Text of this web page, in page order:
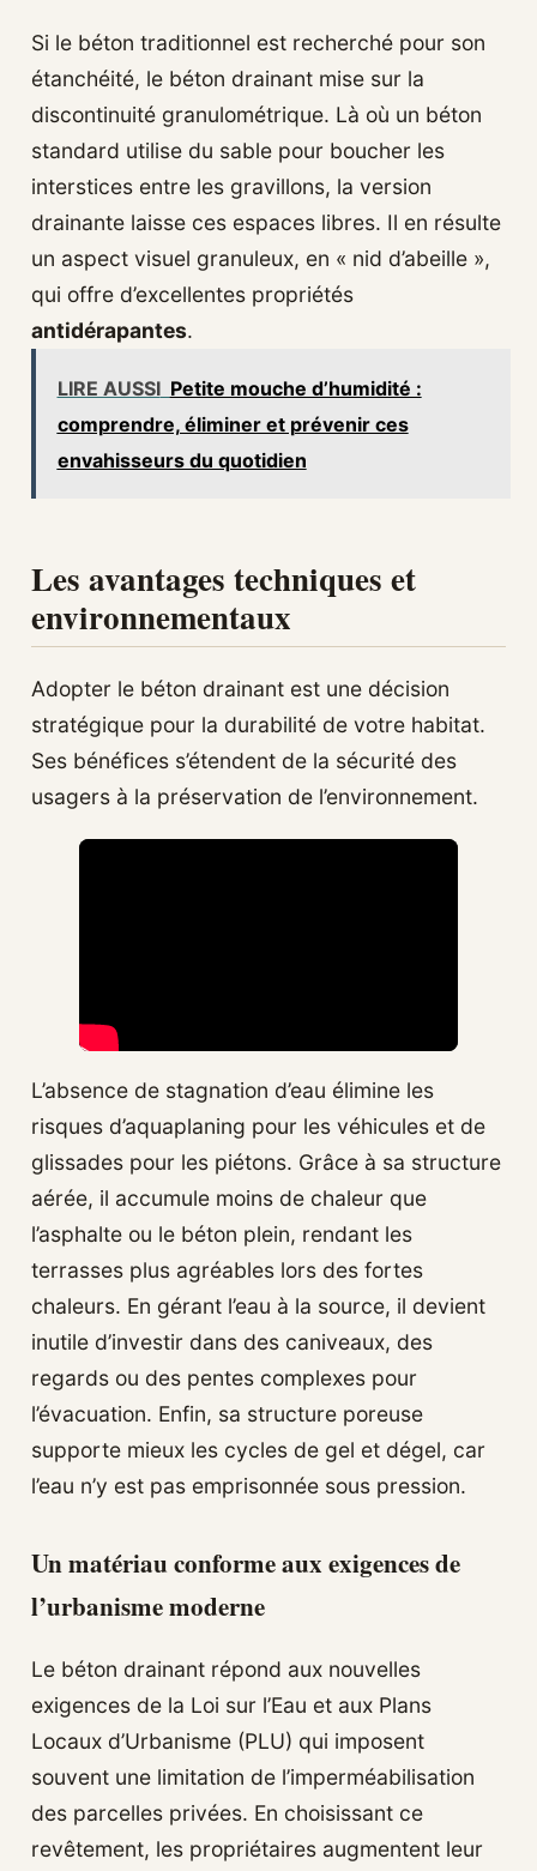
Si le béton traditionnel est recherché pour son
étanchéité, le béton drainant mise sur la
discontinuité granulométrique. Là où un béton
standard utilise du sable pour boucher les
interstices entre les gravillons, la version
drainante laisse ces espaces libres. Il en résulte
un aspect visuel granuleux, en « nid d’abeille »,
qui offre d’excellentes propriétés
antidérapantes.
LIRE AUSSI Petite mouche d’humidité :
comprendre, éliminer et prévenir ces
envahisseurs du quotidien
Les avantages techniques et
environnementaux
Adopter le béton drainant est une décision
stratégique pour la durabilité de votre habitat.
Ses bénéfices s’étendent de la sécurité des
usagers à la préservation de l’environnement.
L’absence de stagnation d’eau élimine les
risques d’aquaplaning pour les véhicules et de
glissades pour les piétons. Grâce à sa structure
aérée, il accumule moins de chaleur que
l’asphalte ou le béton plein, rendant les
terrasses plus agréables lors des fortes
chaleurs. En gérant l’eau à la source, il devient
inutile d’investir dans des caniveaux, des
regards ou des pentes complexes pour
l’évacuation. Enfin, sa structure poreuse
supporte mieux les cycles de gel et dégel, car
l’eau n’y est pas emprisonnée sous pression.
Un matériau conforme aux exigences de
l’urbanisme moderne
Le béton drainant répond aux nouvelles
exigences de la Loi sur l’Eau et aux Plans
Locaux d’Urbanisme (PLU) qui imposent
souvent une limitation de l’imperméabilisation
des parcelles privées. En choisissant ce
revêtement, les propriétaires augmentent leur